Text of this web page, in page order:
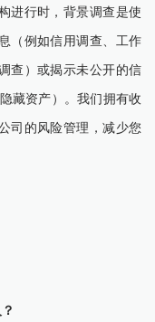
进行时，背景调查是使
（例如信用调查、工作
查）或揭示未公开的信
藏资产）。我们拥有收
司的风险管理，减少您